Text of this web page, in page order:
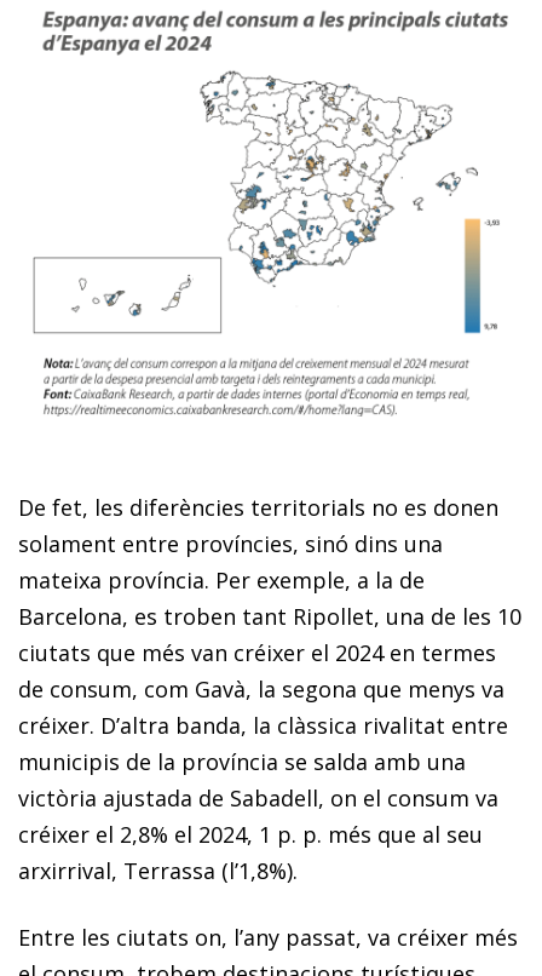
De fet, les diferències territorials no es donen
solament entre províncies, sinó dins una
mateixa província. Per exemple, a la de
Barcelona, es troben tant Ripollet, una de les 10
ciutats que més van créixer el 2024 en termes
de consum, com Gavà, la segona que menys va
créixer. D’altra banda, la clàssica rivalitat entre
municipis de la província se salda amb una
victòria ajustada de Sabadell, on el consum va
créixer el 2,8% el 2024, 1 p. p. més que al seu
arxirrival, Terrassa (l’1,8%).
Entre les ciutats on, l’any passat, va créixer més